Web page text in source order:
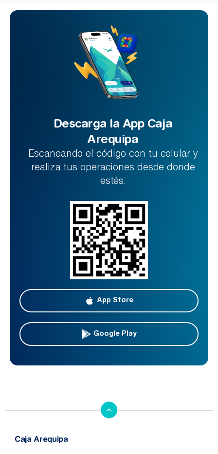
Descarga la App Caja
Arequipa
Escaneando el código con tu celular y
realiza tus operaciones desde donde
estés.
App Store
Google Play
Caja Arequipa